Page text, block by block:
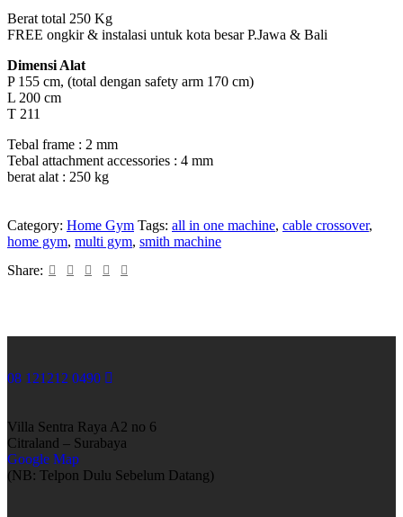
Berat total 250 Kg
FREE ongkir & instalasi untuk kota besar P.Jawa & Bali
Dimensi Alat
P 155 cm, (total dengan safety arm 170 cm)
L 200 cm
T 211
Tebal frame : 2 mm
Tebal attachment accessories : 4 mm
berat alat : 250 kg
Category: Home Gym Tags: all in one machine, cable crossover,
home gym, multi gym, smith machine
Share:
08 121212 0490
Villa Sentra Raya A2 no 6
Citraland – Surabaya
Google Map
(NB: Telpon Dulu Sebelum Datang)